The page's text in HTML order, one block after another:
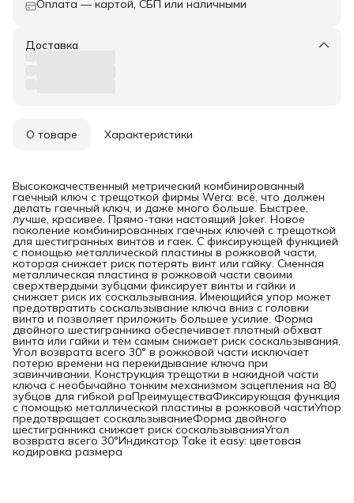
Оплата — картой, СБП или наличными
Доставка
О товаре Характеристики
Высококачественный метрический комбинированный
гаечный ключ с трещоткой фирмы Wera: всё, что должен
делать гаечный ключ, и даже много больше. Быстрее,
лучше, красивее. Прямо-таки настоящий Joker. Новое
поколение комбинированных гаечных ключей с трещоткой
для шестигранных винтов и гаек. С фиксирующей функцией
с помощью металлической пластины в рожковой части,
которая снижает риск потерять винт или гайку. Сменная
металлическая пластина в рожковой части своими
сверхтвердыми зубцами фиксирует винты и гайки и
снижает риск их соскальзывания. Имеющийся упор может
предотвратить соскальзывание ключа вниз с головки
винта и позволяет приложить большее усилие. Форма
двойного шестигранника обеспечивает плотный обхват
винта или гайки и тем самым снижает риск соскальзывания.
Угол возврата всего 30° в рожковой части исключает
потерю времени на перекидывание ключа при
завинчивании. Конструкция трещотки в накидной части
ключа с необычайно тонким механизмом зацепления на 80
зубцов для гибкой раПреимуществаФиксирующая функция
с помощью металлической пластины в рожковой частиУпор
предотвращает соскальзываниеФорма двойного
шестигранника снижает риск соскальзыванияУгол
возврата всего 30°Индикатор Take it easy: цветовая
кодировка размера